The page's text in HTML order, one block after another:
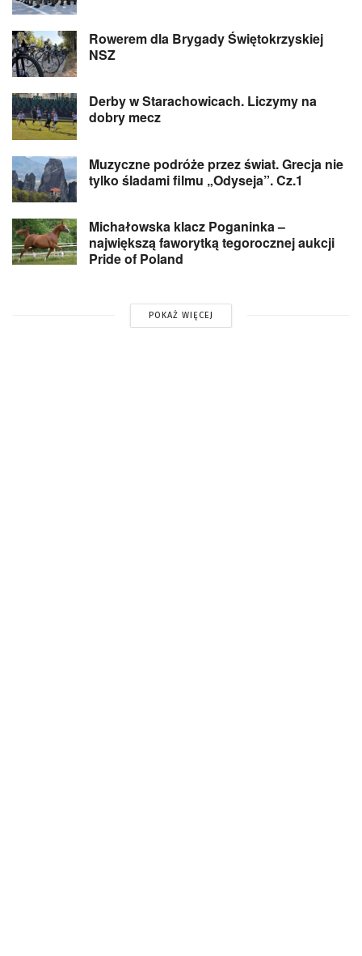
Rowerem dla Brygady Świętokrzyskiej
NSZ
Derby w Starachowicach. Liczymy na
dobry mecz
Muzyczne podróże przez świat. Grecja nie
tylko śladami filmu „Odyseja”. Cz.1
Michałowska klacz Poganinka –
największą faworytką tegorocznej aukcji
Pride of Poland
POKAŻ WIĘCEJ